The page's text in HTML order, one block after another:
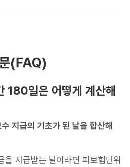
(FAQ)
180일은 어떻게 계산해
지급의 기초가 된 날을 합산해
을 지급받는 날이라면 피보험단위